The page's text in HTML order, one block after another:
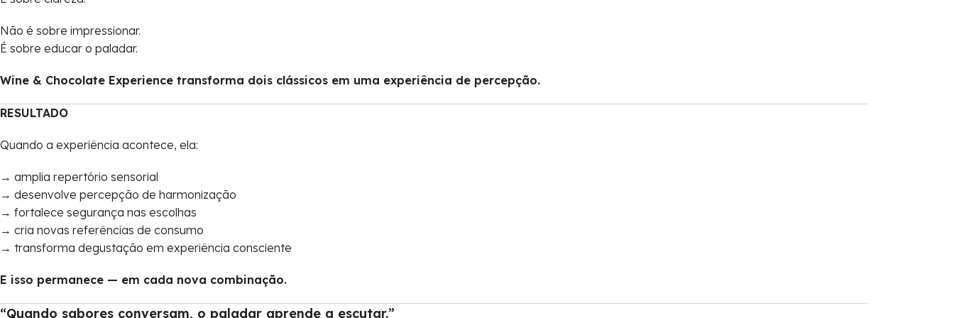
Não é sobre impressionar.
É sobre educar o paladar.
Wine & Chocolate Experience transforma dois clássicos em uma experiência de percepção.
RESULTADO
Quando a experiência acontece, ela:
→ amplia repertório sensorial
→ desenvolve percepção de harmonização
→ fortalece segurança nas escolhas
→ cria novas referências de consumo
→ transforma degustação em experiência consciente
E isso permanece — em cada nova combinação.
“Quando sabores conversam, o paladar aprende a escutar.”